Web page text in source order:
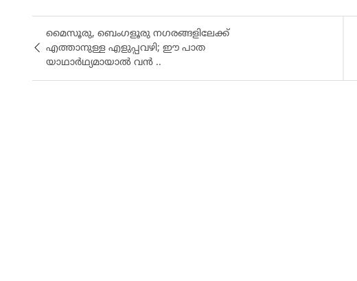
മൈസൂരു, ബെംഗളൂരു നഗരങ്ങളിലേക്ക്
എത്താനുള്ള എളുപ്പവഴി; ഈ പാത
യാഥാർഥ്യമായാൽ വൻ ..